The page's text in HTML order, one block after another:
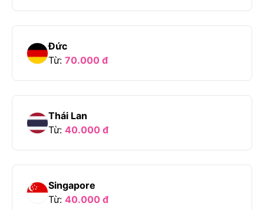
Đức
Từ: 70.000 đ
Thái Lan
Từ: 40.000 đ
Singapore
Từ: 40.000 đ